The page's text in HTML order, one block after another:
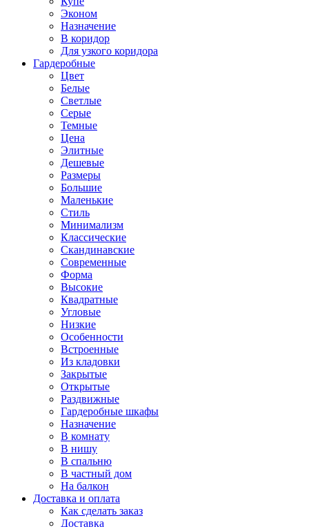
Эконом
Назначение
В коридор
Для узкого коридора
Гардеробные
Цвет
Белые
Светлые
Серые
Темные
Цена
Элитные
Дешевые
Размеры
Большие
Маленькие
Стиль
Минимализм
Классические
Скандинавские
Современные
Форма
Высокие
Квадратные
Угловые
Низкие
Особенности
Встроенные
Из кладовки
Закрытые
Открытые
Раздвижные
Гардеробные шкафы
Назначение
В комнату
В нишу
В спальню
В частный дом
На балкон
Доставка и оплата
Как сделать заказ
Доставка